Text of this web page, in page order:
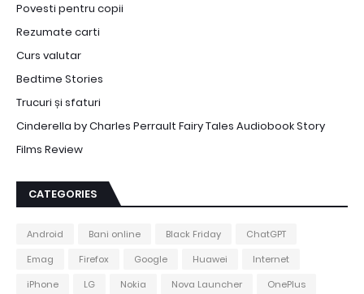
Povesti pentru copii
Rezumate carti
Curs valutar
Bedtime Stories
Trucuri și sfaturi
Cinderella by Charles Perrault Fairy Tales Audiobook Story
Films Review
CATEGORIES
Android Bani online Black Friday
ChatGPT
Emag
Firefox Google Huawei
Internet
iPhone
LG Nokia Nova Launcher
OnePlus